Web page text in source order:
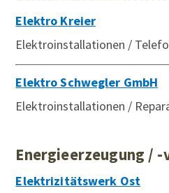
Elektro Kreier
Elektroinstallationen /
Elektro Schwegler GmbH
Elektroinstallationen /
Energieerzeugung /
Elektrizitätswerk Ost